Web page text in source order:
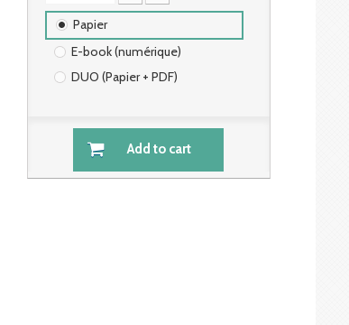
Papier
E-book (numérique)
DUO (Papier + PDF)
Add to cart